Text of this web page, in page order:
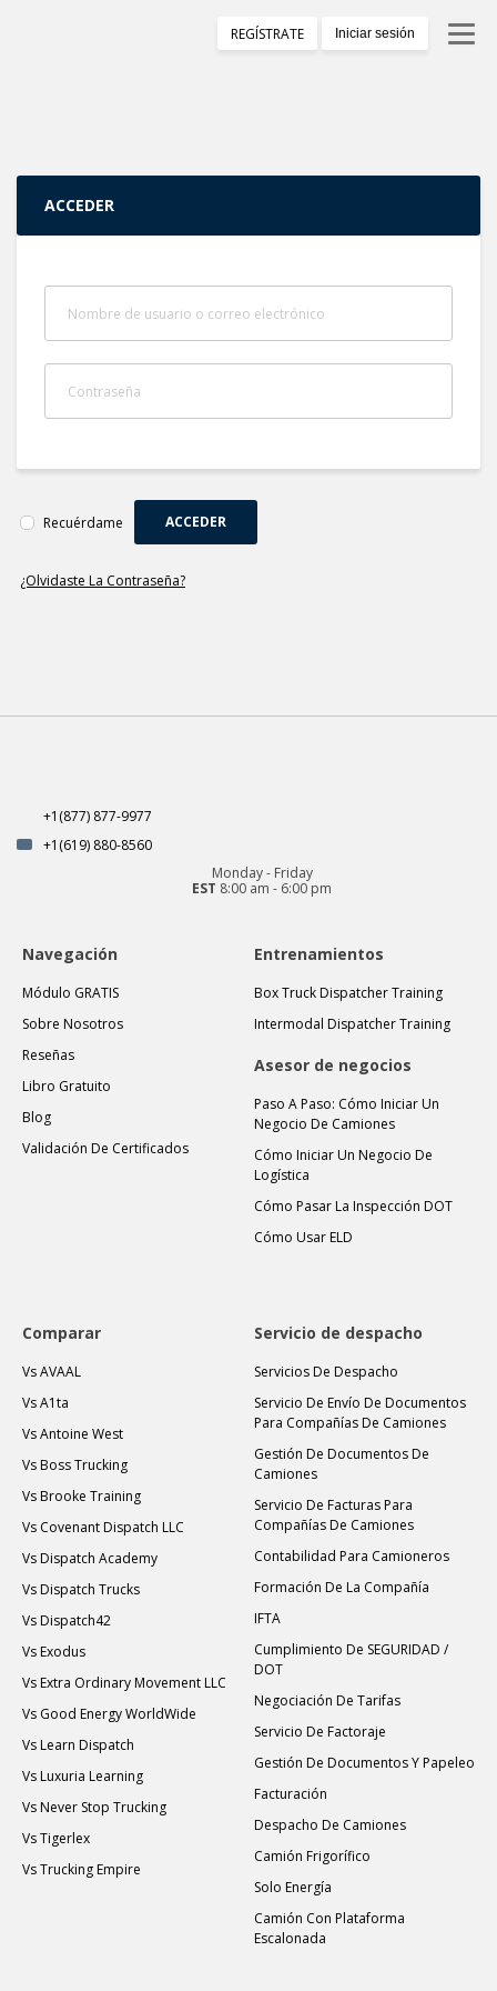
REGÍSTRATE Iniciar sesión
Iniciar Sesión
Testimonios
ACCEDER
Recuérdame ACCEDER
¿Olvidaste La Contraseña?
+1(877) 877-9977
+1(619) 880-8560
Monday - Friday
EST 8:00 am - 6:00 pm
Navegación
Módulo GRATIS
Sobre Nosotros
Reseñas
Libro Gratuito
Blog
Validación De Certificados
Entrenamientos
Box Truck Dispatcher Training
Intermodal Dispatcher Training
Asesor de negocios
Paso A Paso: Cómo Iniciar Un
Negocio De Camiones
Cómo Iniciar Un Negocio De
Logística
Cómo Pasar La Inspección DOT
Cómo Usar ELD
Comparar
Vs AVAAL
Vs A1ta
Vs Antoine West
Vs Boss Trucking
Vs Brooke Training
Vs Covenant Dispatch LLC
Vs Dispatch Academy
Vs Dispatch Trucks
Vs Dispatch42
Vs Exodus
Vs Extra Ordinary Movement LLC
Vs Good Energy WorldWide
Vs Learn Dispatch
Vs Luxuria Learning
Vs Never Stop Trucking
Vs Tigerlex
Vs Trucking Empire
Servicio de despacho
Servicios De Despacho
Servicio De Envío De Documentos
Para Compañías De Camiones
Gestión De Documentos De
Camiones
Servicio De Facturas Para
Compañías De Camiones
Contabilidad Para Camioneros
Formación De La Compañía
IFTA
Cumplimiento De SEGURIDAD /
DOT
Negociación De Tarifas
Servicio De Factoraje
Gestión De Documentos Y Papeleo
Facturación
Despacho De Camiones
Camión Frigorífico
Solo Energía
Camión Con Plataforma
Escalonada